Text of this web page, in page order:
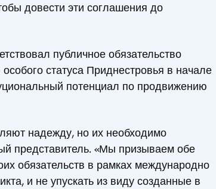
довести эти соглашения до
публичное обязательство
статуса Приднестровья в начале
потенциал по продвижению
надежду, но их необходимо
представитель. «Мы призываем обе
обязательств в рамках международно
и не упускать из виду созданные в